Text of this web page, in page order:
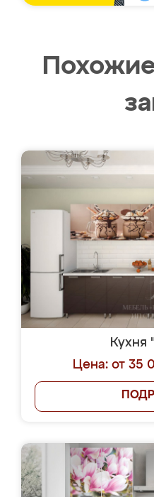
Кухня
Цена: от 35